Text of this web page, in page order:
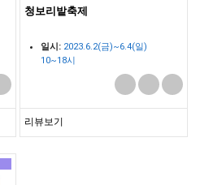
청보리밭축제
일시: 2023.6.2(금)~6.4(일)
10~18시
안동시 도산면 의촌리 시사단
리뷰보기